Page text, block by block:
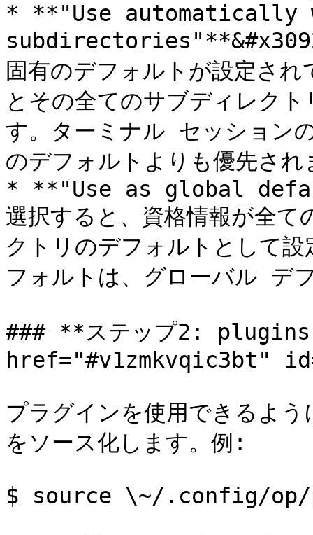
* **"Use
固有のデフォルトが設定さ
とその全てのサブディレク
す。ターミナル セッション
のデフォルトよりも優先され
* **"Use as global
選択すると、資格情報が全
クトリのデフォルトとして
フォルトは、グローバル デ
### **ステップ2:
href="#v1zmkvqic3bt"
プラグインを使用できるよ
をソース化します。例:
$ source \~/.config/